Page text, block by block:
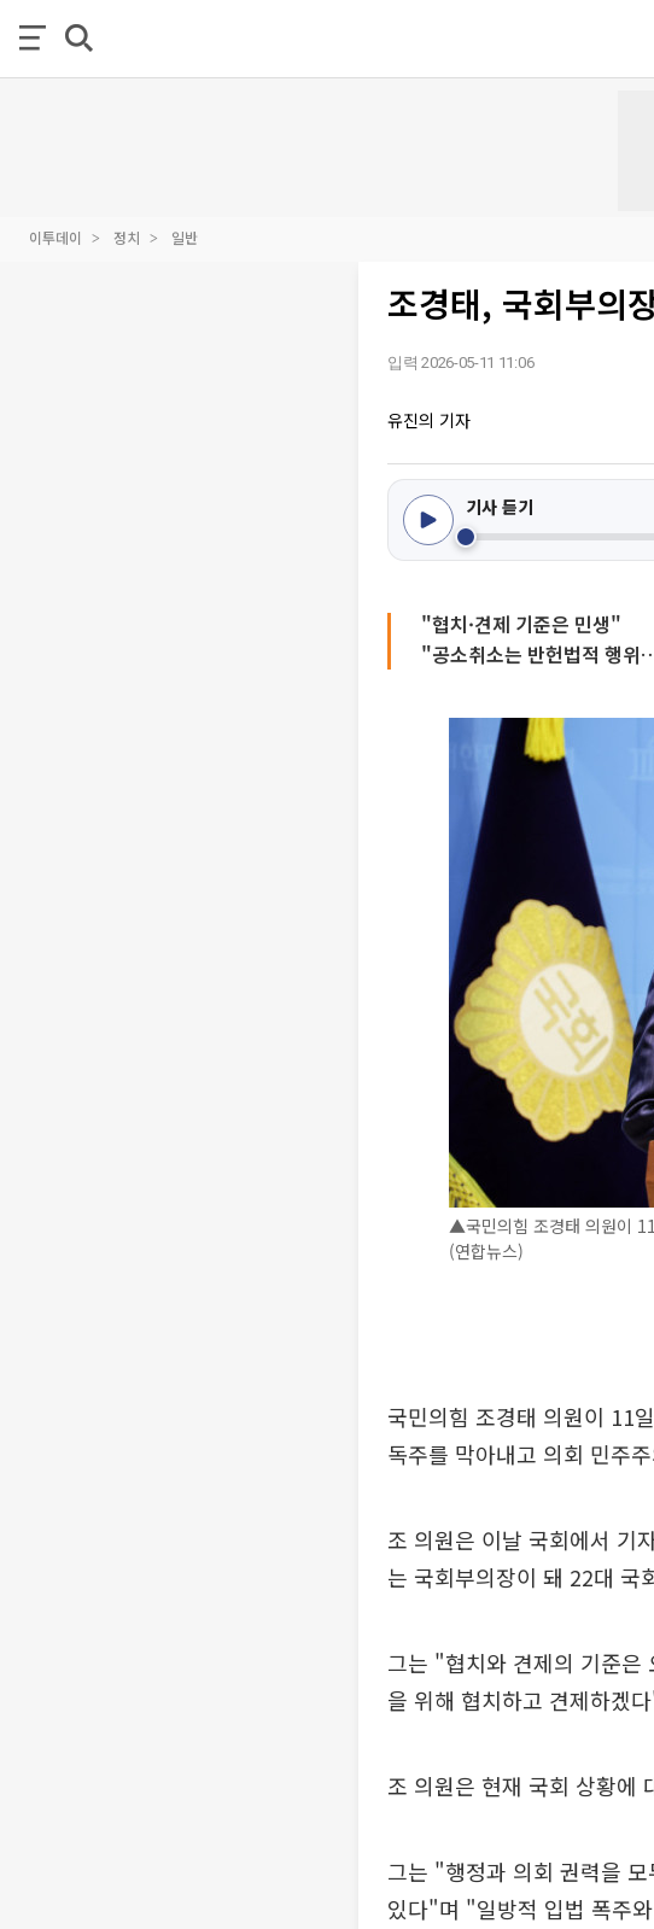
이투데이 정치 일반
조경태, 국회부의
입력 2026-05-11 11:06
유진의 기자
기사 듣기
"협치·견제 기준은 민생"
"공소취소는 반헌법적 행
▲국민의힘 조경태 의원이
(연합뉴스)
국민의힘 조경태 의원이 11
독주를 막아내고 의회 민주
조 의원은 이날 국회에서 기
는 국회부의장이 돼 22대 국
그는 "협치와 견제의 기준은
을 위해 협치하고 견제하겠
조 의원은 현재 국회 상황에
그는 "행정과 의회 권력을
있다"며 "일방적 입법 폭주